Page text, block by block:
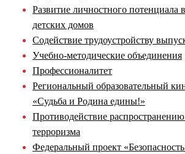
Развитие личностного потенциала
детских домов
Содействие трудоустройству
Учебно-методические объединения
Профессионалитет
Региональный образовательный
«Судьба и Родина едины!»
Противодействие
терроризма
Федеральный проект